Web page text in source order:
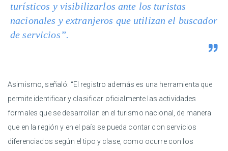
turísticos y visibilizarlos ante los turistas
nacionales y extranjeros que utilizan el buscador
de servicios”.
Asimismo, señaló: “El registro además es una herramienta que
permite identificar y clasificar oficialmente las actividades
formales que se desarrollan en el turismo nacional, de manera
que en la región y en el país se pueda contar con servicios
diferenciados según el tipo y clase, como ocurre con los